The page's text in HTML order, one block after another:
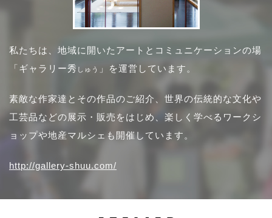
私たちは、地域に開いたアートとコミュニケーションの場
「ギャラリー秀 しゅう 」を運営しています。
素敵な作家達とその作品のご紹介、世界の伝統的な文化や
工芸品などの展示・販売をはじめ、楽しく学べるワークシ
ョップや地産マルシェも開催しています。
http://gallery-shuu.com/